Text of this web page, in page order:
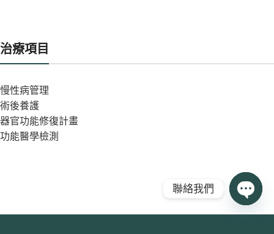
治療項目
慢性病管理
術後養護
器官功能修復計畫
功能醫學檢測
聯絡我們
Open
chaty